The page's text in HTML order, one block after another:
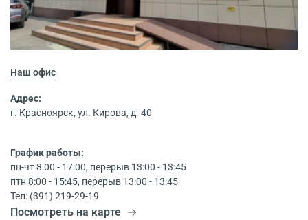
Наш офис
Адрес:
г. Красноярск, ул. Кирова, д. 40
График работы:
пн-чт 8:00 - 17:00, перерыв 13:00 - 13:45
птн 8:00 - 15:45, перерыв 13:00 - 13:45
Тел: (391) 219-29-19
Посмотреть на карте